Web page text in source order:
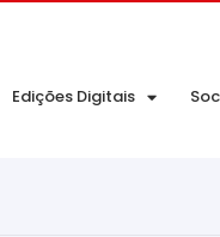
Edições Digitais